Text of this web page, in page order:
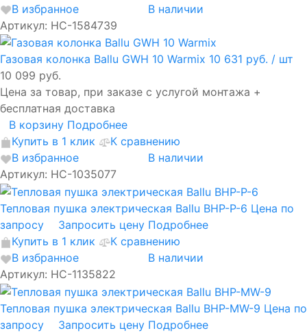
В избранное
В наличии
Артикул: HС-1584739
Газовая колонка Ballu GWH 10 Warmix 10 631 руб. / шт
10 099 руб.
Цена за товар, при заказе с услугой монтажа +
бесплатная доставка
В корзину Подробнее
Купить в 1 клик
К сравнению
В избранное
В наличии
Артикул: НС-1035077
Тепловая пушка электрическая Ballu BHP-P-6 Цена по
запросу
Запросить цену Подробнее
Купить в 1 клик
К сравнению
В избранное
В наличии
Артикул: НС-1135822
Тепловая пушка электрическая Ballu BHP-MW-9 Цена по
запросу
Запросить цену Подробнее